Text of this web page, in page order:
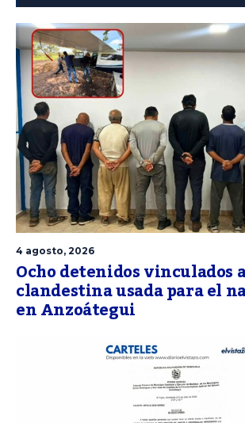
4 agosto, 2026
Ocho detenidos vinculados
clandestina usada para el
en Anzoátegui